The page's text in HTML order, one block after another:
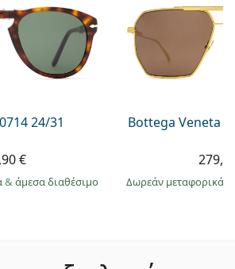
24/31
€
& άμεσα διαθέσιμο
Bottega Veneta
Δωρεάν μεταφορικά